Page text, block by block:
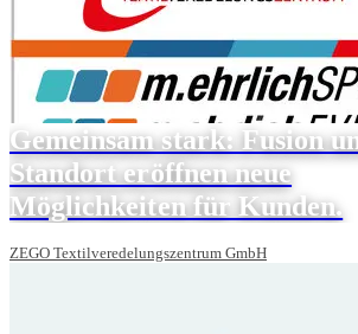
Gemeinsam stark: Fusion
Standort eröffnen neue
Möglichkeiten für Kunden.
ZEGO Textilveredelungszentrum GmbH